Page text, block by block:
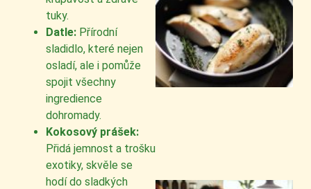
tuky.
Datle: Přírodní
sladidlo, které nejen
osladí, ale i pomůže
spojit všechny
ingredience
dohromady.
Kokosový prášek:
Přidá jemnost a trošku
exotiky, skvěle se
hodí do sladkých